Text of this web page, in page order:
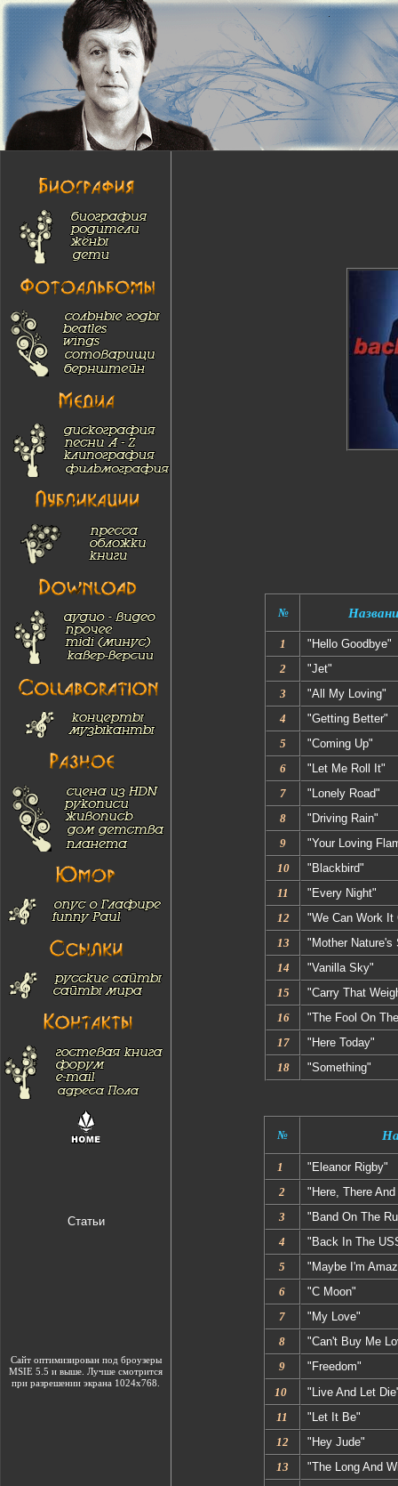
Статьи
Сайт оптимизирован под броузеры
MSIE 5.5 и выше. Лучше смотрится
при разрешении экрана 1024х768.
№
1
"Hello Goodbye"
2
"Jet"
3
"All My Loving"
4
"Getting Better"
5
"Coming Up"
6
"Let Me Roll It"
7
"Lonely Road"
8
"Driving Rain"
9
"Your Loving
10
"Blackbird"
11
"Every Night"
12
"We Can Work It
13
"Mother Nature's
14
"Vanilla Sky"
15
"Carry That
16
"The Fool On
17
"Here Today"
18
"Something"
№
1
"Eleanor Rigby"
2
"Here, There
3
"Band On The
4
"Back In The
5
"Maybe I'm
6
"C Moon"
7
"My Love"
8
"Can't Buy Me
9
"Freedom"
10
"Live And Let
11
"Let It Be"
12
"Hey Jude"
13
"The Long And